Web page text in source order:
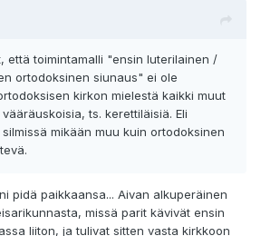
että toimintamalli "ensin luterilainen /
ortodoksinen siunaus" ei ole
kirkon mielestä kaikki muut
ts. kerettiläisiä. Eli
mikään muu kuin ortodoksinen
pidä paikkaansa... Aivan alkuperäinen
missä parit kävivät ensin
liiton, ja tulivat sitten vasta kirkkoon